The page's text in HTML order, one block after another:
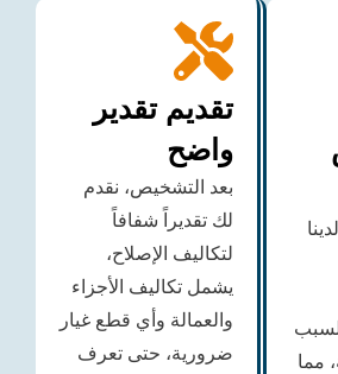
تقديم تقدير
واضح
بعد التشخيص، نقدم
لك تقديراً شفافاً
لتكاليف الإصلاح،
يشمل تكاليف الأجزاء
والعمالة وأي قطع غيار
ضرورية، حتى تعرف